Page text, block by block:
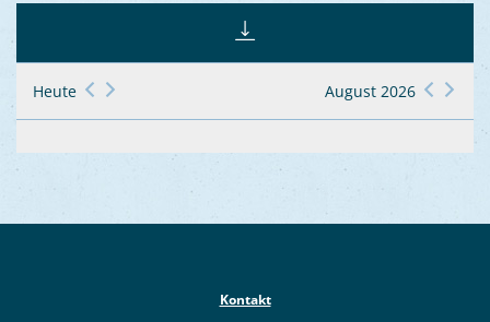
Heute August 2026
Kontakt